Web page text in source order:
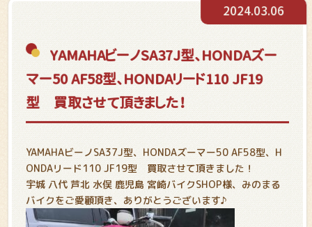
o
YAMAHAビーノSA37J型、HONDAズー
マー50 AF58型、HONDAリード110 JF19
型 買取させて頂きました！
2024.03.06
YAMAHAビーノSA37J型、HONDAズーマー50 AF58型、H
ONDAリード110 JF19型 買取させて頂きました！
宇城 八代 芦北 水俣 鹿児島 宮崎バイクSHOP様、みのまる
バイクをご愛顧頂き、ありがとうございます♪